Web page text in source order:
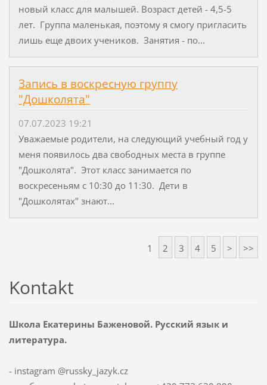
новый класс для малышей. Возраст детей - 4,5-5
лет. Группа маленькая, поэтому я смогу пригласить
лишь еще двоих учеников. Занятия - по...
Запись в воскресную группу
"Дошколята"
07.07.2023 19:21
Уважаемые родители, на следующий учебный год у
меня появилось два свободных места в группе
"Дошколята". Этот класс занимается по
воскресеньям с 10:30 до 11:30. Дети в
"Дошколятах" знают...
1 2 3 4 5 > >>
Kontakt
Школа Екатерины Баженовой. Русский язык и
литература.
- instagram @russky_jazyk.cz